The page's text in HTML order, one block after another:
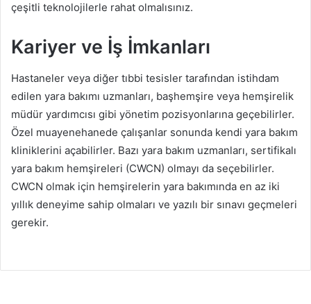
çeşitli teknolojilerle rahat olmalısınız.
Kariyer ve İş İmkanları
Hastaneler veya diğer tıbbi tesisler tarafından istihdam
edilen yara bakımı uzmanları, başhemşire veya hemşirelik
müdür yardımcısı gibi yönetim pozisyonlarına geçebilirler.
Özel muayenehanede çalışanlar sonunda kendi yara bakım
kliniklerini açabilirler. Bazı yara bakım uzmanları, sertifikalı
yara bakım hemşireleri (CWCN) olmayı da seçebilirler.
CWCN olmak için hemşirelerin yara bakımında en az iki
yıllık deneyime sahip olmaları ve yazılı bir sınavı geçmeleri
gerekir.